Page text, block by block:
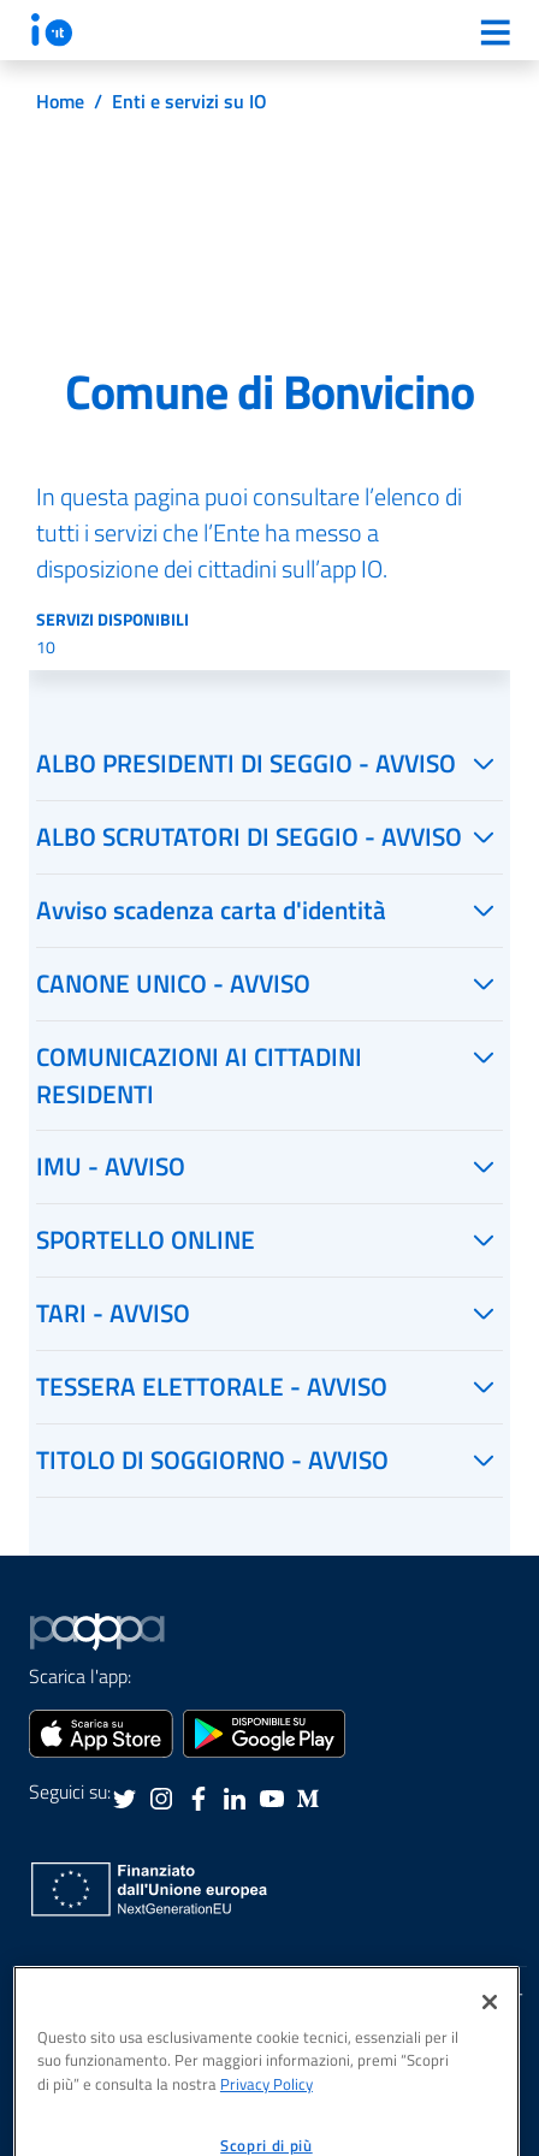
Questo sito usa esclusivamente cookie tecnici, essenziali per il
suo funzionamento. Per maggiori informazioni, premi “Scopri
di più” e consulta la nostra Privacy Policy
Scopri di più
Home / Enti e servizi su IO
Comune di Bonvicino
In questa pagina puoi consultare l’elenco di
tutti i servizi che l’Ente ha messo a
disposizione dei cittadini sull’app IO.
SERVIZI DISPONIBILI
10
ALBO PRESIDENTI DI SEGGIO - AVVISO
ALBO SCRUTATORI DI SEGGIO - AVVISO
Avviso scadenza carta d'identità
CANONE UNICO - AVVISO
COMUNICAZIONI AI CITTADINI
RESIDENTI
IMU - AVVISO
SPORTELLO ONLINE
TARI - AVVISO
TESSERA ELETTORALE - AVVISO
TITOLO DI SOGGIORNO - AVVISO
Scarica l'app:
Seguici su:
Sicurezza
Dichiarazione di
accessibilità
PagoPA S.p.A., Piazza Colonna, 370, Roma, 00187 IT